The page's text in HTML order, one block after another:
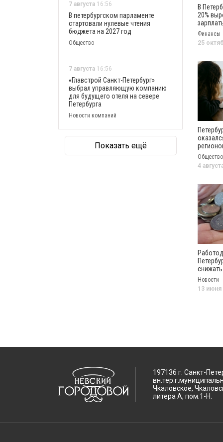
В
20%
Финансы
25
уровню
учителей
Общество
4
Новости
13 июня
7 августа 16:56
В петербургском парламенте
стартовали нулевые чтения
бюджета на 2027 год
Общество
7 августа 16:56
«Главстрой Санкт-Петербург»
выбрал управляющую компанию
для будущего отеля на севере
Петербурга
Новости компаний
Показать ещё
197136 г. Санкт-
Чкаловское,
литера А, пом.1-Н.